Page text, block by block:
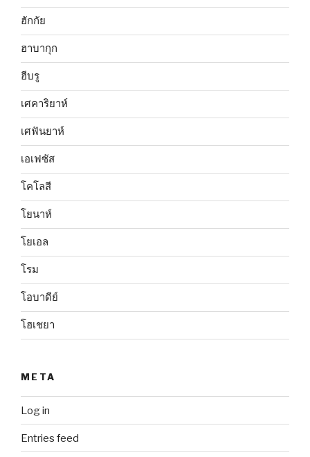
ฮักกัย
ฮาบากุก
ฮีบรู
เศคาริยาห์
เศฟันยาห์
เอเฟซัส
โคโลสี
โยนาห์
โยเอล
โรม
โอบาดีย์
โฮเชยา
META
Log in
Entries feed